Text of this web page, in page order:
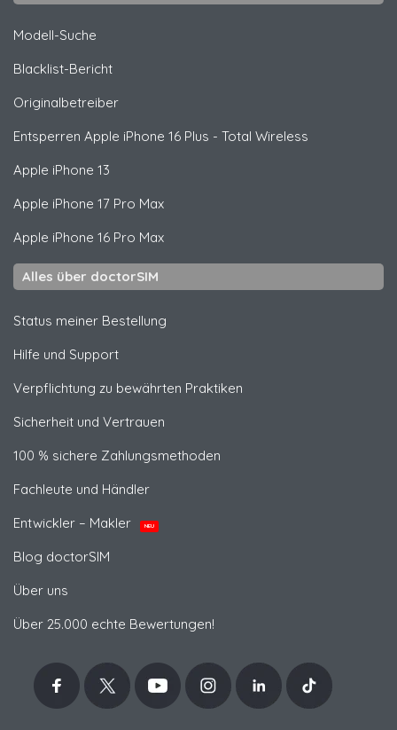
Modell-Suche
Blacklist-Bericht
Originalbetreiber
Entsperren Apple iPhone 16 Plus - Total Wireless
Apple iPhone 13
Apple iPhone 17 Pro Max
Apple iPhone 16 Pro Max
Alles über doctorSIM
Status meiner Bestellung
Hilfe und Support
Verpflichtung zu bewährten Praktiken
Sicherheit und Vertrauen
100 % sichere Zahlungsmethoden
Fachleute und Händler
Entwickler – Makler
NEU
Blog doctorSIM
Über uns
Über 25.000 echte Bewertungen!